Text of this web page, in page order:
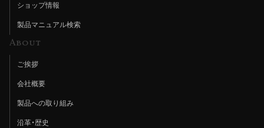
ショップ情報
製品マニュアル検索
About
ご挨拶
会社概要
製品への取り組み
沿革・歴史